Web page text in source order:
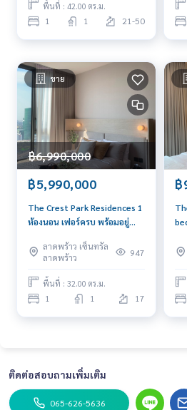
พื้นที่ : 42.00 ตร.ม.
1 1 21-50
ขาย
฿6,990,000
฿5,990,000
The Crest Park Residences 1
ห้องนอน เฟอร์ครบ พร้อมอยู่
เท่านั้นในโครงการ 📍📍📍
ลาดพร้าว เซ็นทรัล
ลาดพร้าว
947
พื้นที่ : 32.00 ตร.ม.
1 1 17
฿
ติดต่อสอบถามเพิ่มเติม
065-626-5636